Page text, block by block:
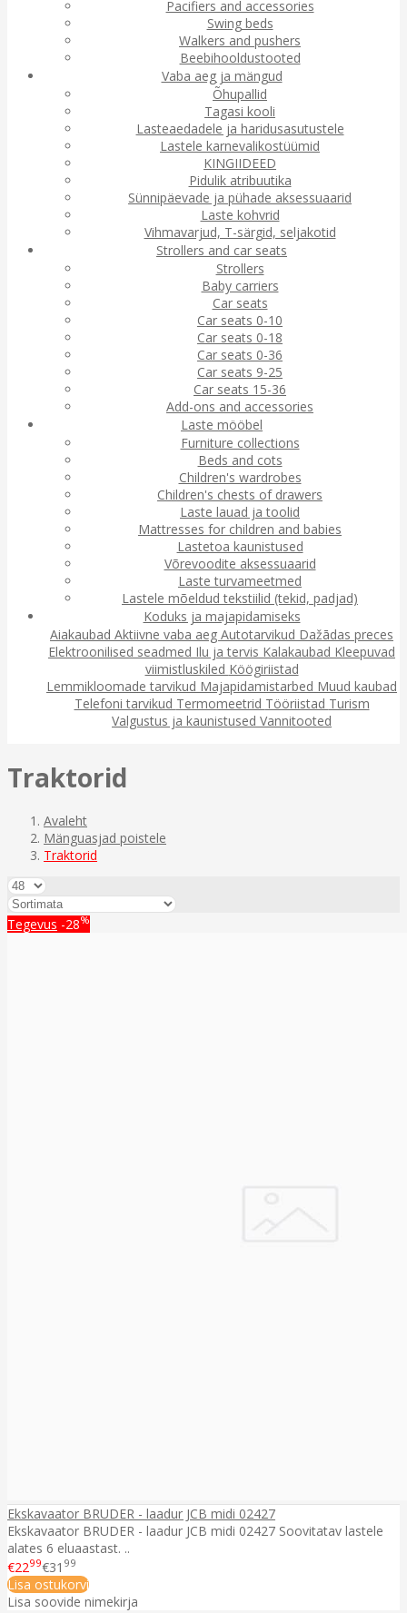
Pacifiers and accessories
Swing beds
Walkers and pushers
Beebihooldustooted
Vaba aeg ja mängud
Õhupallid
Tagasi kooli
Lasteaedadele ja haridusasutustele
Lastele karnevalikostüümid
KINGIIDEED
Pidulik atribuutika
Sünnipäevade ja pühade aksessuaarid
Laste kohvrid
Vihmavarjud, T-särgid, seljakotid
Strollers and car seats
Strollers
Baby carriers
Car seats
Car seats 0-10
Car seats 0-18
Car seats 0-36
Car seats 9-25
Car seats 15-36
Add-ons and accessories
Laste mööbel
Furniture collections
Beds and cots
Children's wardrobes
Children's chests of drawers
Laste lauad ja toolid
Mattresses for children and babies
Lastetoa kaunistused
Võrevoodite aksessuaarid
Laste turvameetmed
Lastele mõeldud tekstiilid (tekid, padjad)
Koduks ja majapidamiseks
Aiakaubad Aktiivne vaba aeg Autotarvikud Dažādas preces
Elektroonilised seadmed Ilu ja tervis Kalakaubad Kleepuvad
viimistluskiled Köögiriistad
Lemmikloomade tarvikud Majapidamistarbed Muud kaubad
Telefoni tarvikud Termomeetrid Tööriistad Turism
Valgustus ja kaunistused Vannitooted
Traktorid
Avaleht
Mänguasjad poistele
Traktorid
Tegevus -28%
Ekskavaator BRUDER - laadur JCB midi 02427
Ekskavaator BRUDER - laadur JCB midi 02427 Soovitatav lastele
alates 6 eluaastast. ..
€2299€31 99
Lisa ostukorvi
Lisa soovide nimekirja